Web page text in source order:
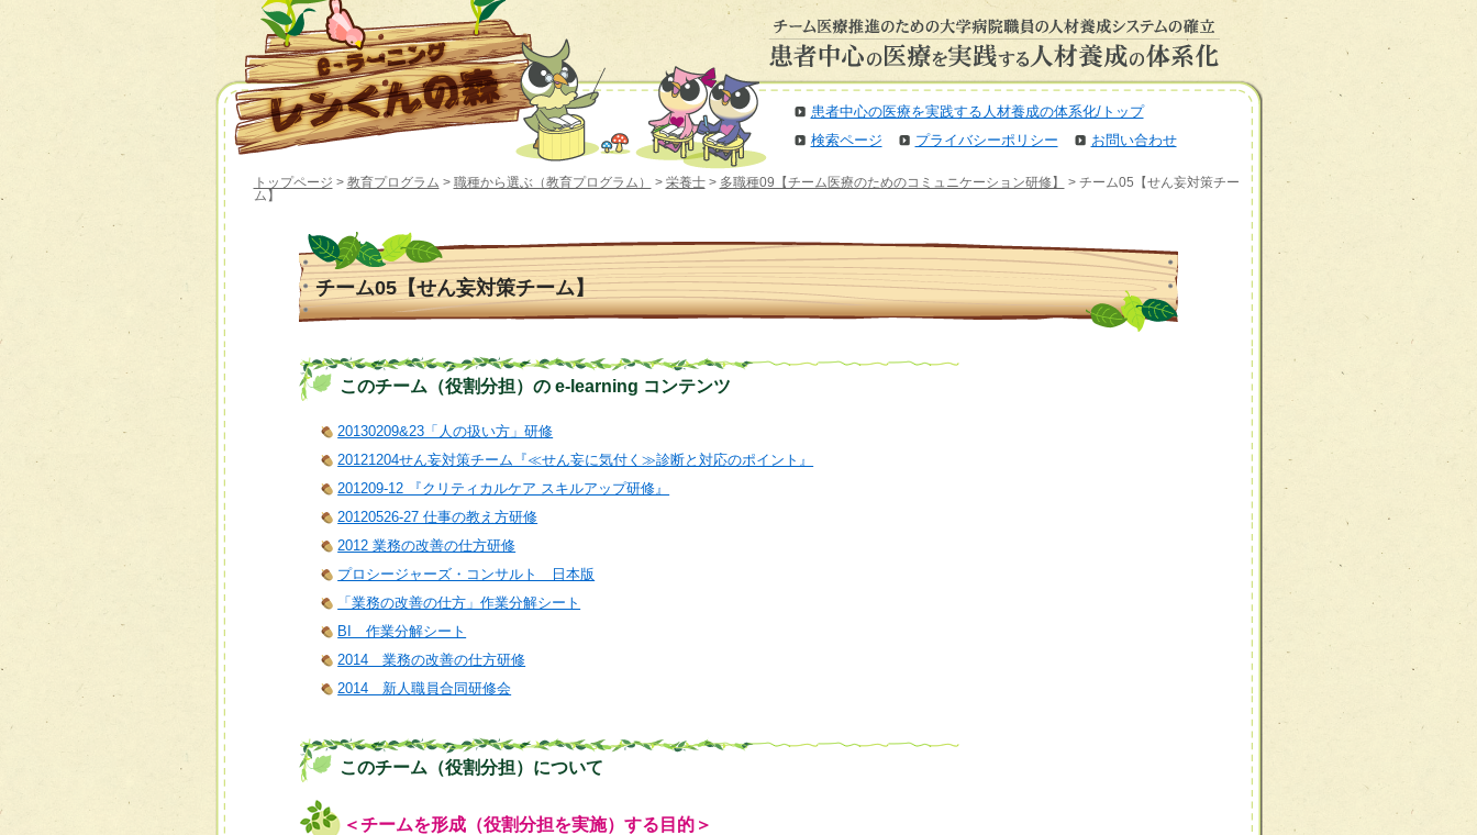
患者中心の医療を実践する人材養成の体系化/トップ
検索ページ
プライバシーポリシー お問い合わせ
トップページ > 教育プログラム > 職種から選ぶ（教育プログラム） > 栄養士> 多職種09【チーム医療のためのコミュニケーション研修】
> チーム05【せん妄対策チー
ム】
チーム05【せん妄対策チーム】
このチーム（役割分担）の e-learning コンテンツ
20130209&23「人の扱い方」研修
20121204せん妄対策チーム『≪せん妄に気付く≫診断と対応のポイント』
201209-12 『クリティカルケア スキルアップ研修』
20120526-27 仕事の教え方研修
2012 業務の改善の仕方研修
プロシージャーズ・コンサルト 日本版
「業務の改善の仕方」作業分解シート
BI 作業分解シート
2014 業務の改善の仕方研修
2014 新人職員合同研修会
このチーム（役割分担）について
＜チームを形成（役割分担を実施）する目的＞